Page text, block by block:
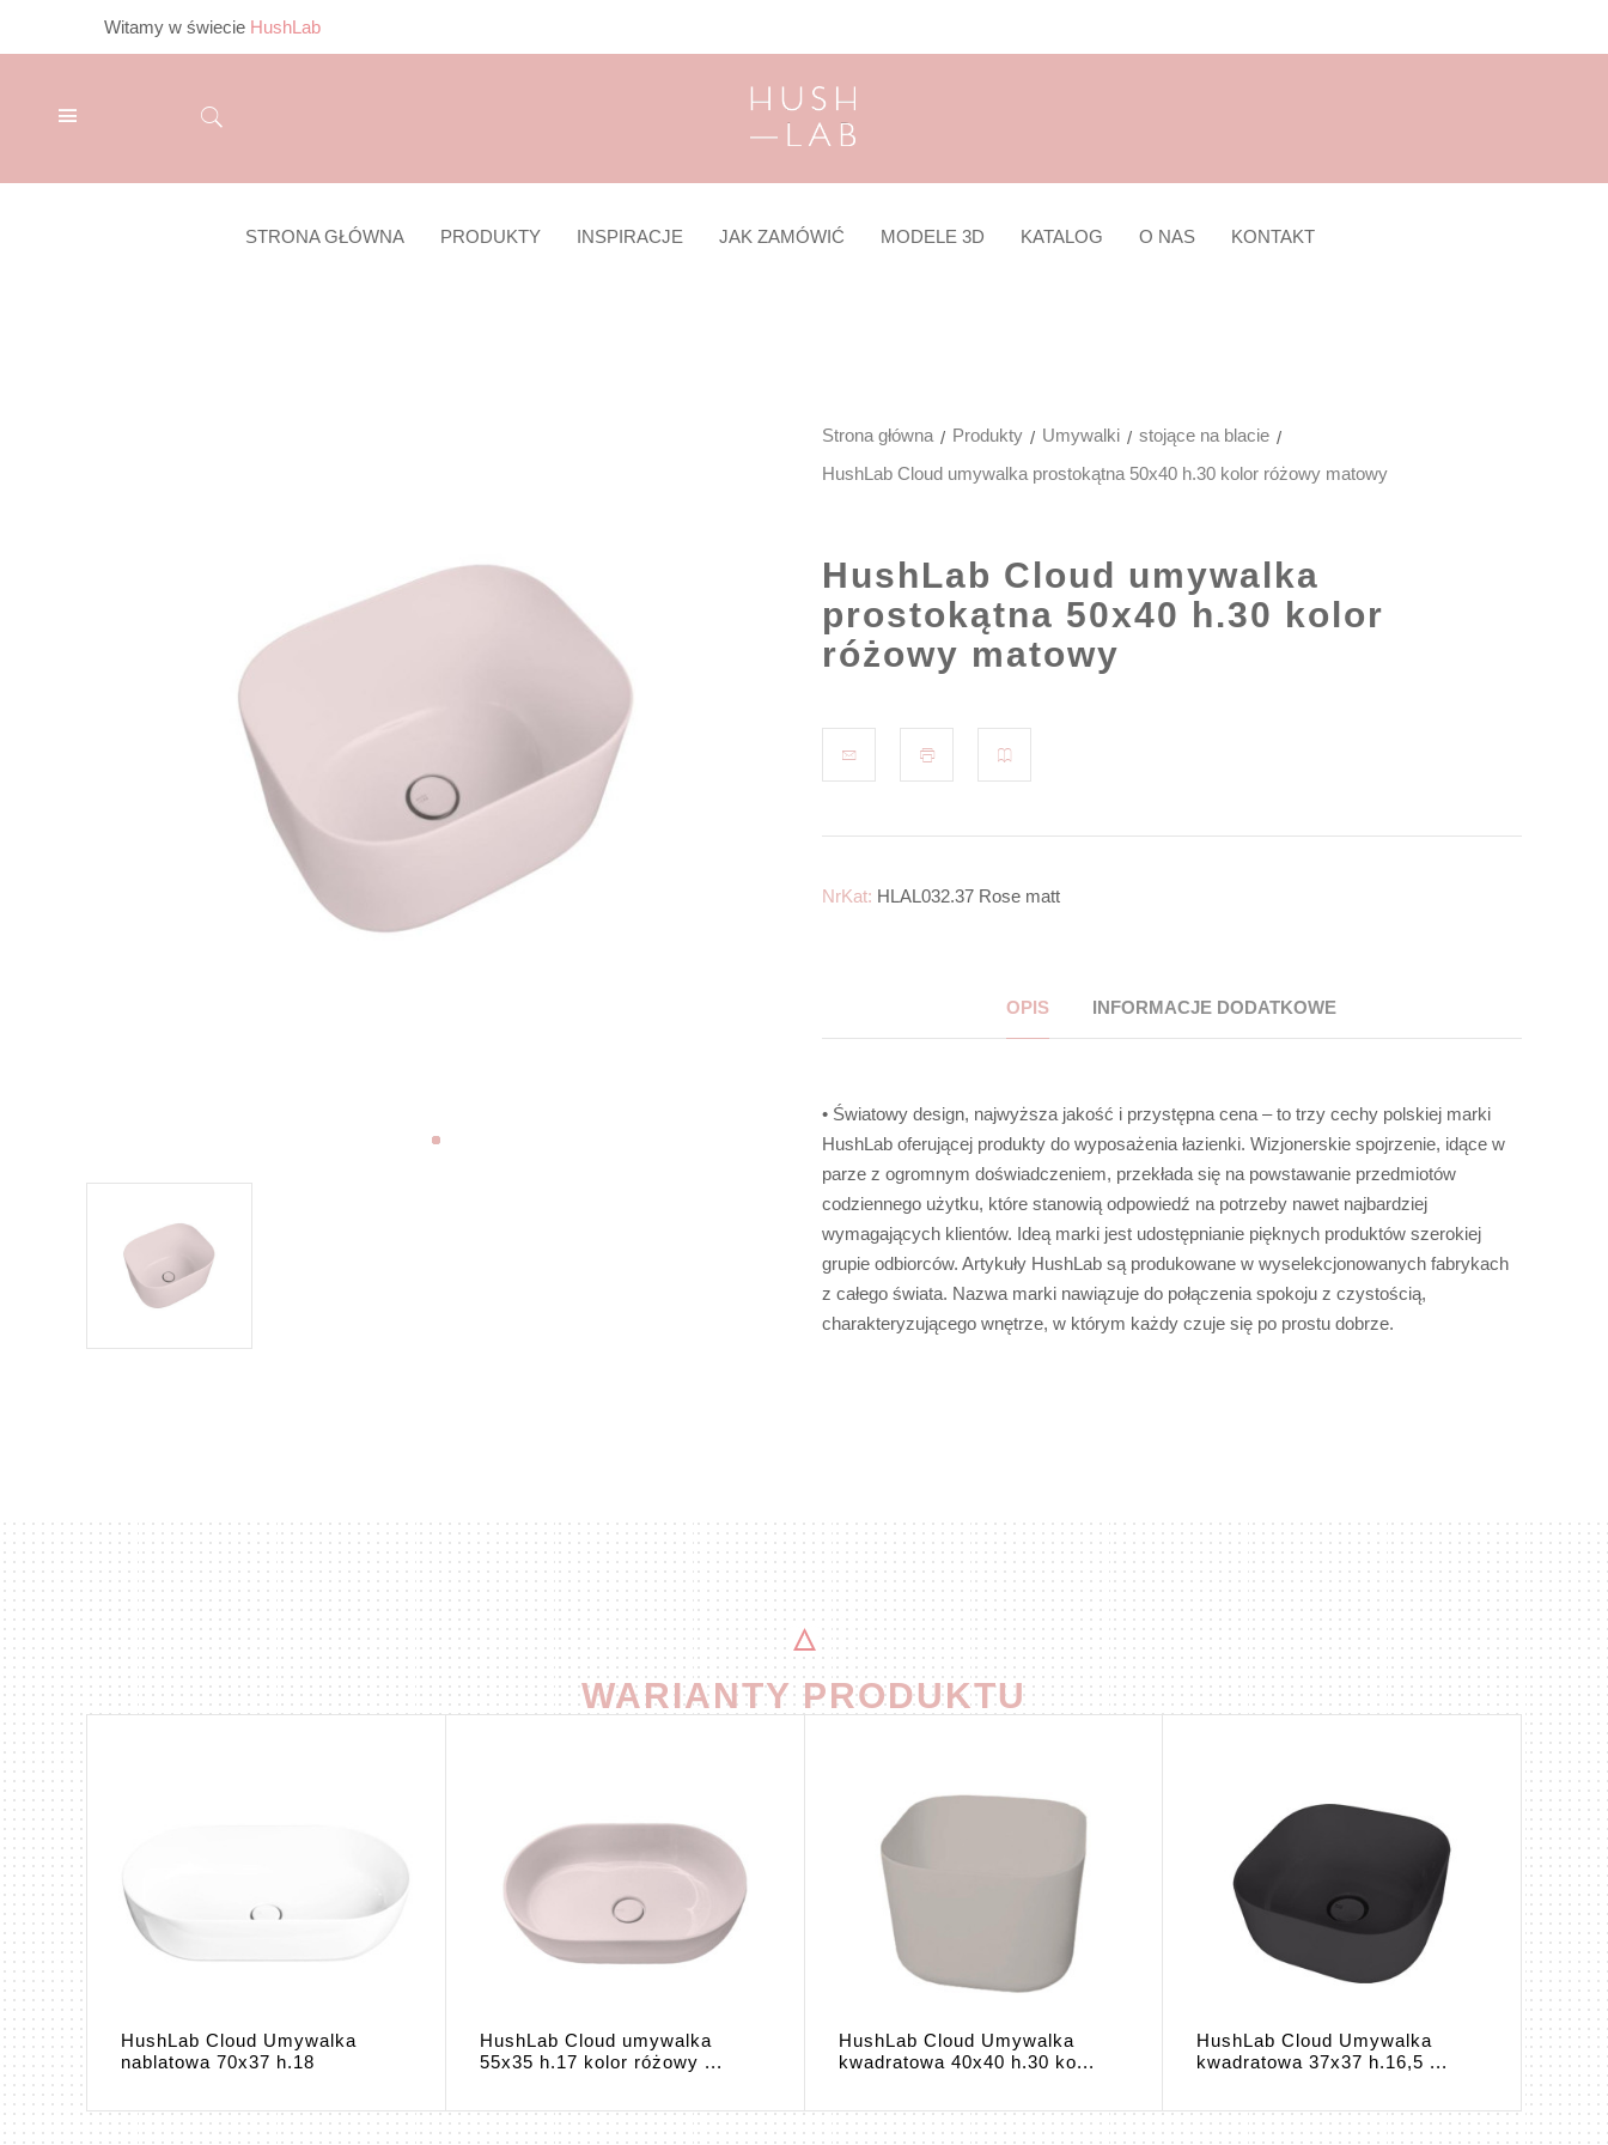
Witamy w świecie HushLab
STRONA GŁÓWNA PRODUKTY INSPIRACJE JAK ZAMÓWIĆ MODELE 3D KATALOG O NAS KONTAKT
Strona główna Produkty Umywalki
stojące na blacie
HushLab Cloud umywalka prostokątna 50x40 h.30 kolor różowy matowy
HushLab Cloud umywalka
prostokątna 50x40 h.30 kolor
różowy matowy
NrKat: HLAL032.37 Rose matt
OPIS INFORMACJE DODATKOWE
• Światowy design, najwyższa jakość i przystępna cena – to trzy cechy polskiej marki
HushLab oferującej produkty do wyposażenia łazienki. Wizjonerskie spojrzenie, idące w
parze z ogromnym doświadczeniem, przekłada się na powstawanie przedmiotów
codziennego użytku, które stanowią odpowiedź na potrzeby nawet najbardziej
wymagających klientów. Ideą marki jest udostępnianie pięknych produktów szerokiej
grupie odbiorców. Artykuły HushLab są produkowane w wyselekcjonowanych fabrykach
z całego świata. Nazwa marki nawiązuje do połączenia spokoju z czystością,
charakteryzującego wnętrze, w którym każdy czuje się po prostu dobrze.
WARIANTY PRODUKTU
HushLab Cloud Umywalka
nablatowa 70x37 h.18
HushLab Cloud umywalka
55x35 h.17 kolor różowy ...
HushLab Cloud Umywalka
kwadratowa 40x40 h.30 ko...
HushLab Cloud Umywalka
kwadratowa 37x37 h.16,5 ...